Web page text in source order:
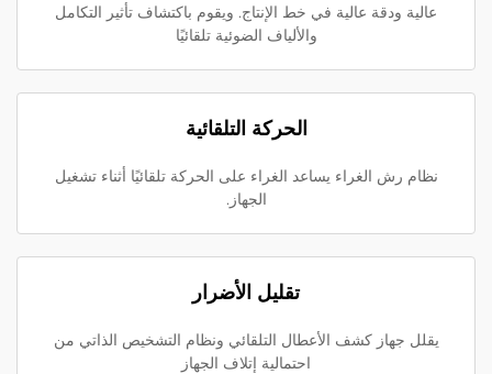
عالية ودقة عالية في خط الإنتاج. ويقوم باكتشاف تأثير التكامل
والألياف الضوئية تلقائيًا
الحركة التلقائية
نظام رش الغراء يساعد الغراء على الحركة تلقائيًا أثناء تشغيل
الجهاز.
تقليل الأضرار
يقلل جهاز كشف الأعطال التلقائي ونظام التشخيص الذاتي من
احتمالية إتلاف الجهاز